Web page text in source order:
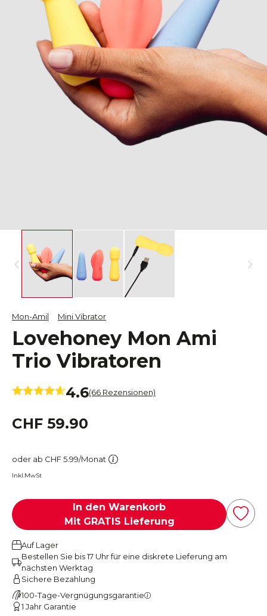
Mon-Ami Mini Vibrator
Lovehoney Mon Ami
Trio Vibratoren
4.6(66 Rezensionen)
CHF 59.90
oder ab CHF 5.99/Monat
Inkl.MwSt
In den Warenkorb
Mit GRATIS Lieferung
Auf Lager
Bestellen Sie bis 17 Uhr für eine diskrete Lieferung am
nächsten Werktag
Sichere Bezahlung
100-Tage-Vergnügungsgarantie
1 Jahr Garantie